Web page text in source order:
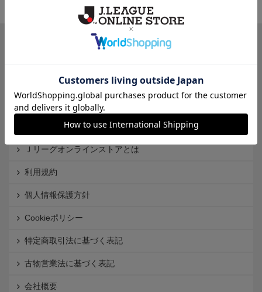
クラブから探す
Ｊ1
インフォメーション
Ｊリーグオンラインストアとは
利用規約
個人情報保護方針
Cookieポリシー
特定商取引法に基づく表記
古物営業法に基づく表記
会社概要